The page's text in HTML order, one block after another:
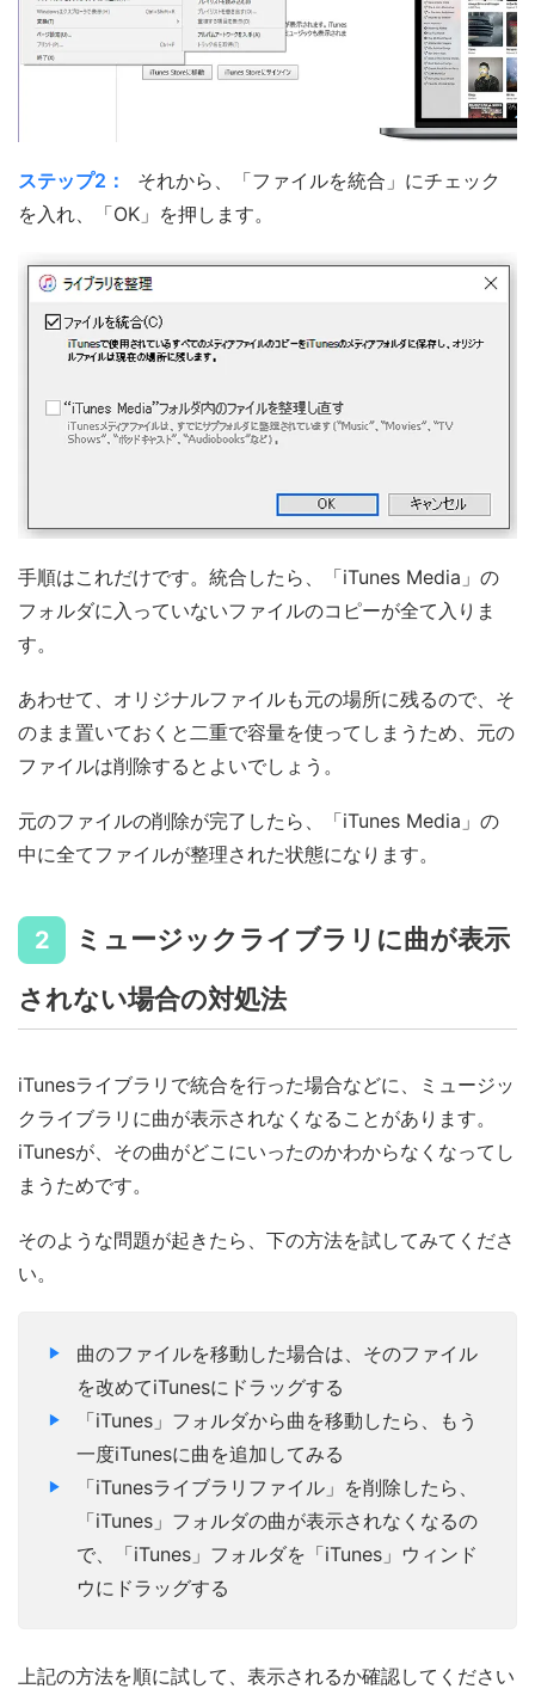
ステップ2：
それから、「ファイルを統合」にチェック
を入れ、「OK」を押します。
手順はこれだけです。統合したら、「iTunes Media」の
フォルダに入っていないファイルのコピーが全て入りま
す。
あわせて、オリジナルファイルも元の場所に残るので、そ
のまま置いておくと二重で容量を使ってしまうため、元の
ファイルは削除するとよいでしょう。
元のファイルの削除が完了したら、「iTunes Media」の
中に全てファイルが整理された状態になります。
2
ミュージックライブラリに曲が表示
されない場合の対処法
iTunesライブラリで統合を行った場合などに、ミュージッ
クライブラリに曲が表示されなくなることがあります。
iTunesが、その曲がどこにいったのかわからなくなってし
まうためです。
そのような問題が起きたら、下の方法を試してみてくださ
い。
曲のファイルを移動した場合は、そのファイル
を改めてiTunesにドラッグする
「iTunes」フォルダから曲を移動したら、もう
一度iTunesに曲を追加してみる
「iTunesライブラリファイル」を削除したら、
「iTunes」フォルダの曲が表示されなくなるの
で、「iTunes」フォルダを「iTunes」ウィンド
ウにドラッグする
上記の方法を順に試して、表示されるか確認してください